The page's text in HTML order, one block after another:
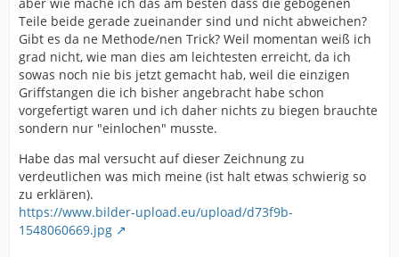
Teile beide gerade zueinander sind und nicht abweichen?
Gibt es da ne Methode/nen Trick? Weil momentan weiß ich
grad nicht, wie man dies am leichtesten erreicht, da ich
sowas noch nie bis jetzt gemacht hab, weil die einzigen
Griffstangen die ich bisher angebracht habe schon
vorgefertigt waren und ich daher nichts zu biegen brauchte
sondern nur "einlochen" musste.
Habe das mal versucht auf dieser Zeichnung zu
verdeutlichen was mich meine (ist halt etwas schwierig so
zu erklären).
https://www.bilder-upload.eu/upload/d73f9b-
1548060669.jpg